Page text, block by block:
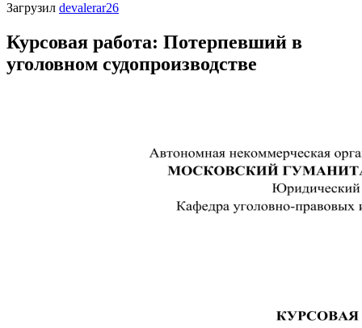
Загрузил devalerar26
Курсовая работа: Потерпевший в
уголовном судопроизводстве